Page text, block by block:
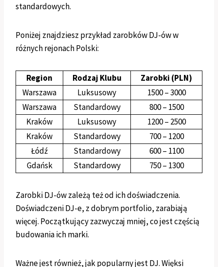
standardowych.
Poniżej znajdziesz przykład zarobków DJ-ów w
różnych rejonach Polski:
Region Rodzaj Klubu
Zarobki (PLN)
Warszawa
Luksusowy
1500 – 3000
Warszawa
Standardowy
800 – 1500
Kraków
Luksusowy
1200 – 2500
Kraków
Standardowy
700 – 1200
Łódź
Standardowy
600 – 1100
Gdańsk
Standardowy 750 – 1300
Zarobki DJ-ów zależą też od ich doświadczenia.
Doświadczeni DJ-e, z dobrym portfolio, zarabiają
więcej. Początkujący zazwyczaj mniej, co jest częścią
budowania ich marki.
Ważne jest również, jak popularny jest DJ. Więksi